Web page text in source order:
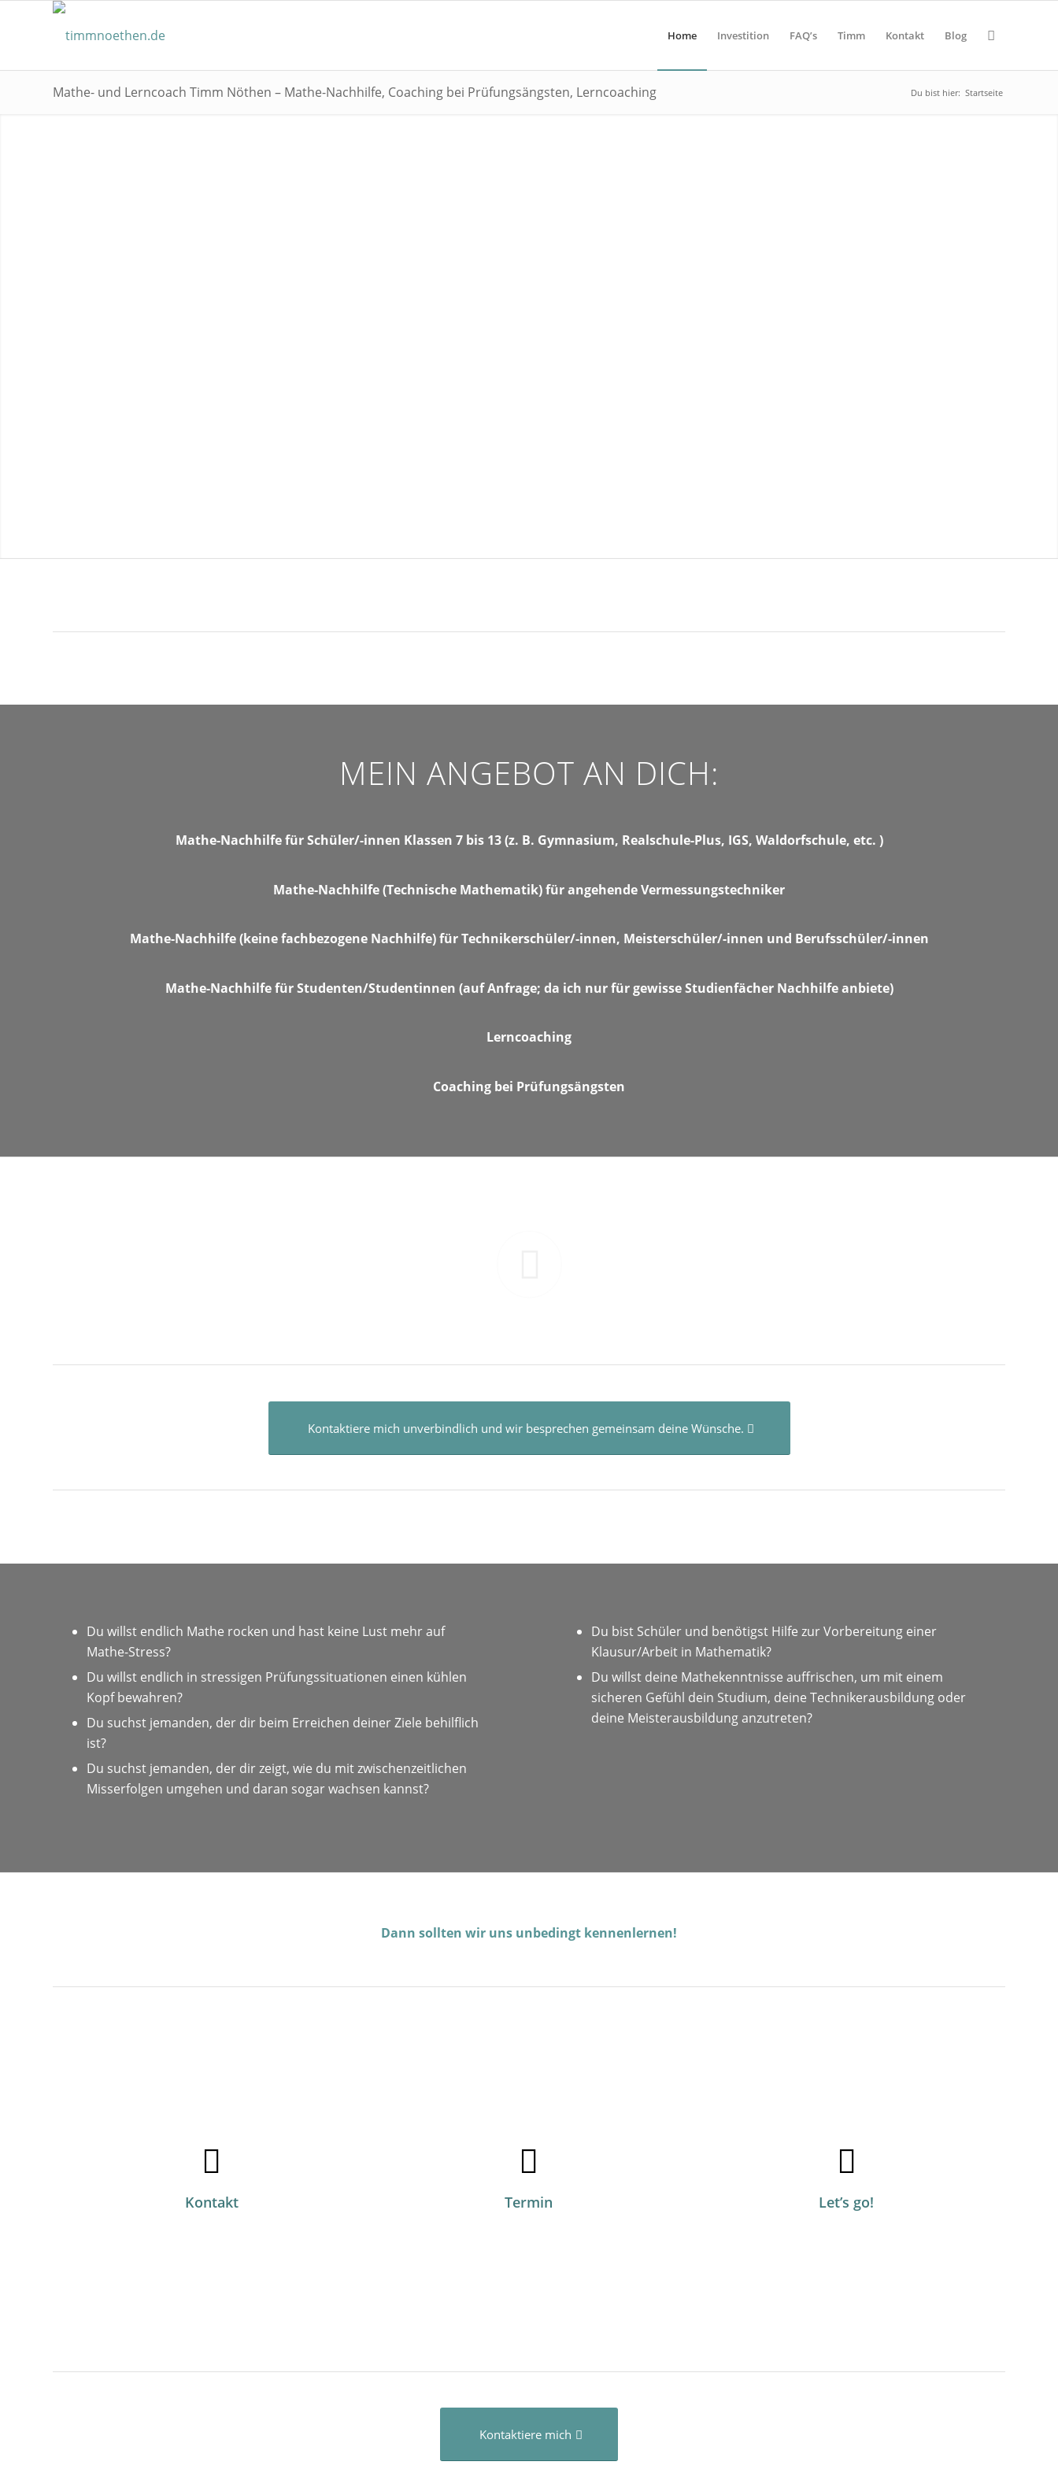
Home Investition FAQ’s Timm Kontakt Blog
Mathe- und Lerncoach Timm Nöthen – Mathe-Nachhilfe, Coaching bei Prüfungsängsten, Lerncoaching Du bist hier: Startseite
MEIN ANGEBOT AN DICH:
Mathe-Nachhilfe für Schüler/-innen Klassen 7 bis 13 (z. B. Gymnasium, Realschule-Plus, IGS, Waldorfschule, etc. )
Mathe-Nachhilfe (Technische Mathematik) für angehende Vermessungstechniker
Mathe-Nachhilfe (keine fachbezogene Nachhilfe) für Technikerschüler/-innen, Meisterschüler/-innen und Berufsschüler/-innen
Mathe-Nachhilfe für Studenten/Studentinnen (auf Anfrage; da ich nur für gewisse Studienfächer Nachhilfe anbiete)
Lerncoaching
Coaching bei Prüfungsängsten
Kontaktiere mich unverbindlich und wir besprechen gemeinsam deine Wünsche.
Du willst endlich Mathe rocken und hast keine Lust mehr auf
Mathe-Stress?
Du willst endlich in stressigen Prüfungssituationen einen kühlen
Kopf bewahren?
Du suchst jemanden, der dir beim Erreichen deiner Ziele behilflich
ist?
Du suchst jemanden, der dir zeigt, wie du mit zwischenzeitlichen
Misserfolgen umgehen und daran sogar wachsen kannst?
Du bist Schüler und benötigst Hilfe zur Vorbereitung einer
Klausur/Arbeit in Mathematik?
Du willst deine Mathekenntnisse auffrischen, um mit einem
sicheren Gefühl dein Studium, deine Technikerausbildung oder
deine Meisterausbildung anzutreten?
Dann sollten wir uns unbedingt kennenlernen!
Kontakt Termin Let’s go!
Kontaktiere mich